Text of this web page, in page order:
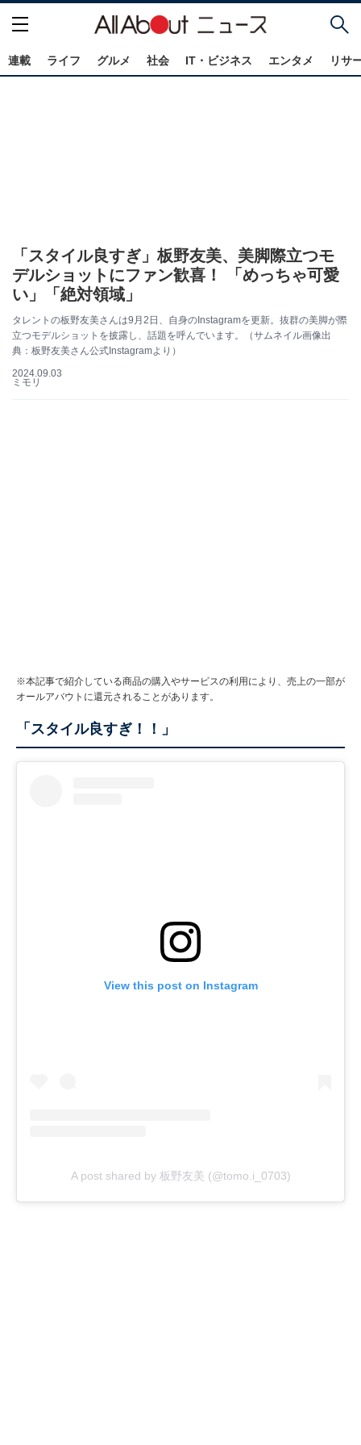
連載 ライフ グルメ 社会 IT・ビジネス エンタメ リサ
「スタイル良すぎ」板野友美、美脚際立つモ
デルショットにファン歓喜！ 「めっちゃ可愛
い」「絶対領域」
タレントの板野友美さんは9月2日、自身のInstagramを更新。抜群の美脚が際
立つモデルショットを披露し、話題を呼んでいます。（サムネイル画像出
典：板野友美さん公式Instagramより）
2024.09.03
ミモリ
※本記事で紹介している商品の購入やサービスの利用により、売上の一部が
オールアバウトに還元されることがあります。
「スタイル良すぎ！！」
View this post on Instagram
A post shared by 板野友美 (@tomo.i_0703)